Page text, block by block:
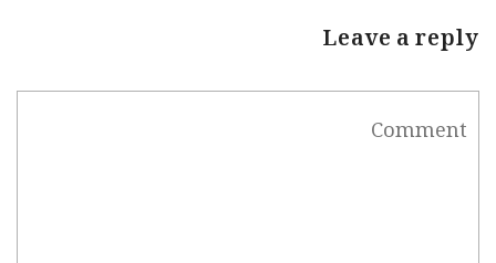
Leave a reply